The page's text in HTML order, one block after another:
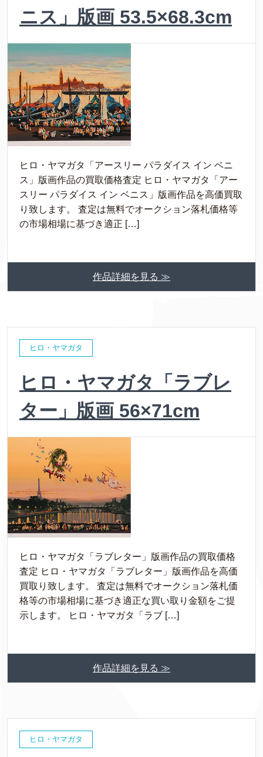
ニス」版画 53.5×68.3cm
ヒロ・ヤマガタ「アースリー パラダイス イン ベニ
ス」版画作品の買取価格査定 ヒロ・ヤマガタ「アー
スリー パラダイス イン ベニス」版画作品を高価買取
り致します。 査定は無料でオークション落札価格等
の市場相場に基づき適正 […]
作品詳細を見る ≫
ヒロ・ヤマガタ
ヒロ・ヤマガタ「ラブレ
ター」版画 56×71cm
ヒロ・ヤマガタ「ラブレター」版画作品の買取価格
査定 ヒロ・ヤマガタ「ラブレター」版画作品を高価
買取り致します。 査定は無料でオークション落札価
格等の市場相場に基づき適正な買い取り金額をご提
示します。 ヒロ・ヤマガタ「ラブ […]
作品詳細を見る ≫
ヒロ・ヤマガタ